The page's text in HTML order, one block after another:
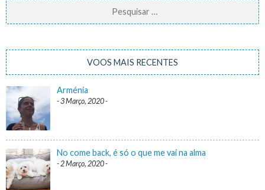
Pesquisar
por:
VOOS MAIS RECENTES
Arménia
3 Março, 2020
No come back, é só o que me vai na alma
2 Março, 2020